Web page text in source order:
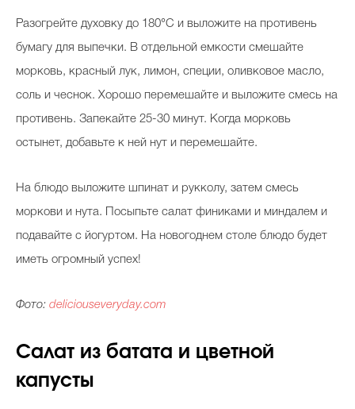
Разогрейте духовку до 180°C и выложите на противень
бумагу для выпечки. В отдельной емкости смешайте
морковь, красный лук, лимон, специи, оливковое масло,
соль и чеснок. Хорошо перемешайте и выложите смесь на
противень. Запекайте 25-30 минут. Когда морковь
остынет, добавьте к ней нут и перемешайте.
На блюдо выложите шпинат и рукколу, затем смесь
моркови и нута. Посыпьте салат финиками и миндалем и
подавайте с йогуртом. На новогоднем столе блюдо будет
иметь огромный успех!
Фото: deliciouseveryday.com
Салат из батата и цветной
капусты